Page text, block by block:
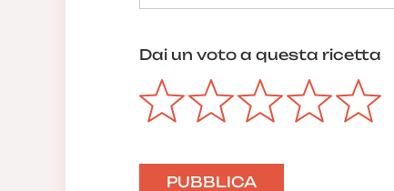
Dai un voto a questa ricetta